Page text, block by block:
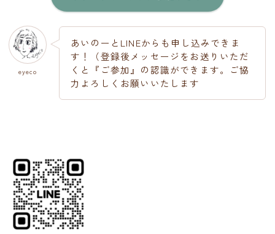
eyeco
あいのーとLINEからも申し込みできま
す！（登録後メッセージをお送りいただ
くと『ご参加』の認識ができます。ご協
力よろしくお願いいたします